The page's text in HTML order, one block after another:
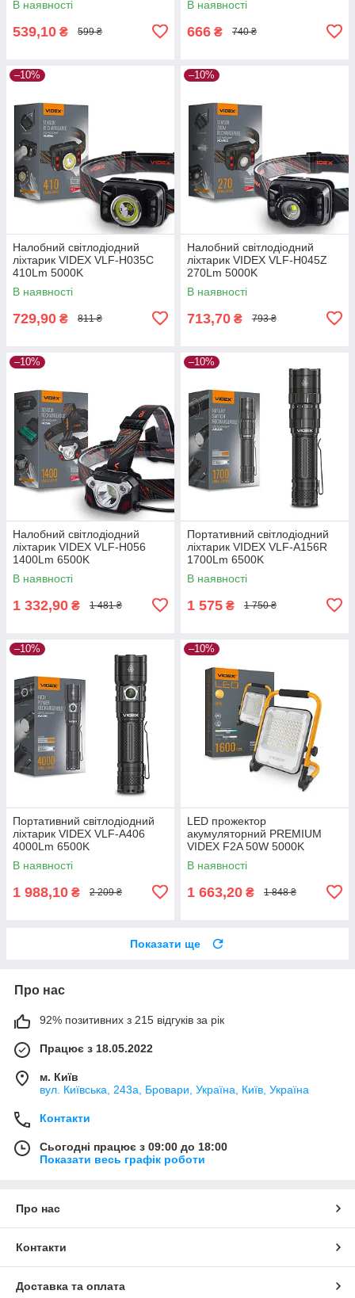
В наявності
539,10 ₴ 599 ₴
В наявності
666 ₴ 740 ₴
–10%
Налобний світлодіодний
ліхтарик VIDEX VLF-H035C
410Lm 5000K
В наявності
729,90 ₴ 811 ₴
–10%
Налобний світлодіодний
ліхтарик VIDEX VLF-H045Z
270Lm 5000K
В наявності
713,70 ₴ 793 ₴
–10%
Налобний світлодіодний
ліхтарик VIDEX VLF-H056
1400Lm 6500K
В наявності
1 332,90 ₴ 1 481 ₴
–10%
Портативний світлодіодний
ліхтарик VIDEX VLF-A156R
1700Lm 6500K
В наявності
1 575 ₴ 1 750 ₴
–10%
Портативний світлодіодний
ліхтарик VIDEX VLF-A406
4000Lm 6500K
В наявності
1 988,10 ₴ 2 209 ₴
–10%
LED прожектор
акумуляторний PREMIUM
VIDEX F2A 50W 5000K
В наявності
1 663,20 ₴ 1 848 ₴
Показати ще
Про нас
92% позитивних з 215 відгуків за рік
Працює з 18.05.2022
м. Київ
вул. Київська, 243а, Бровари, Україна, Київ, Україна
Контакти
Сьогодні працює з 09:00 до 18:00
Показати весь графік роботи
Про нас
Контакти
Доставка та оплата